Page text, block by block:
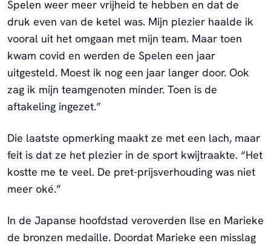
Spelen weer meer vrijheid te hebben en dat de
druk even van de ketel was. Mijn plezier haalde ik
vooral uit het omgaan met mijn team. Maar toen
kwam covid en werden de Spelen een jaar
uitgesteld. Moest ik nog een jaar langer door. Ook
zag ik mijn teamgenoten minder. Toen is de
aftakeling ingezet.”
Die laatste opmerking maakt ze met een lach, maar
feit is dat ze het plezier in de sport kwijtraakte. “Het
kostte me te veel. De pret-prijsverhouding was niet
meer oké.”
In de Japanse hoofdstad veroverden Ilse en Marieke
de bronzen medaille. Doordat Marieke een misslag